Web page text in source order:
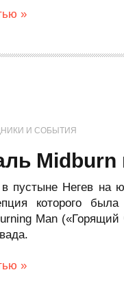
»
И СОБЫТИЯ
Midburn
в пустыне Негев на
которого была
Man («Горящий
»